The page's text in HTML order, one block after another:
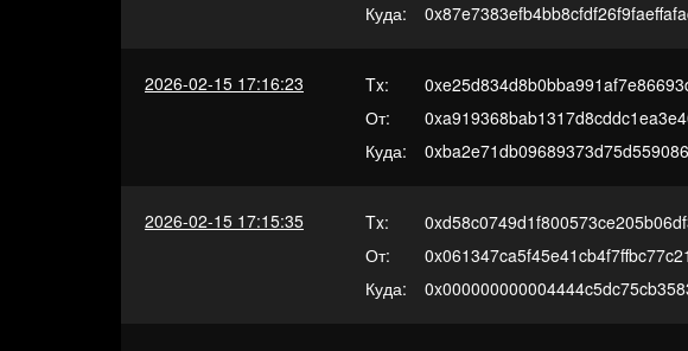
Куда:
2026-02-15 17:16:23 Tx:
От:
Куда:
2026-02-15 17:15:35 Tx:
От:
Куда: